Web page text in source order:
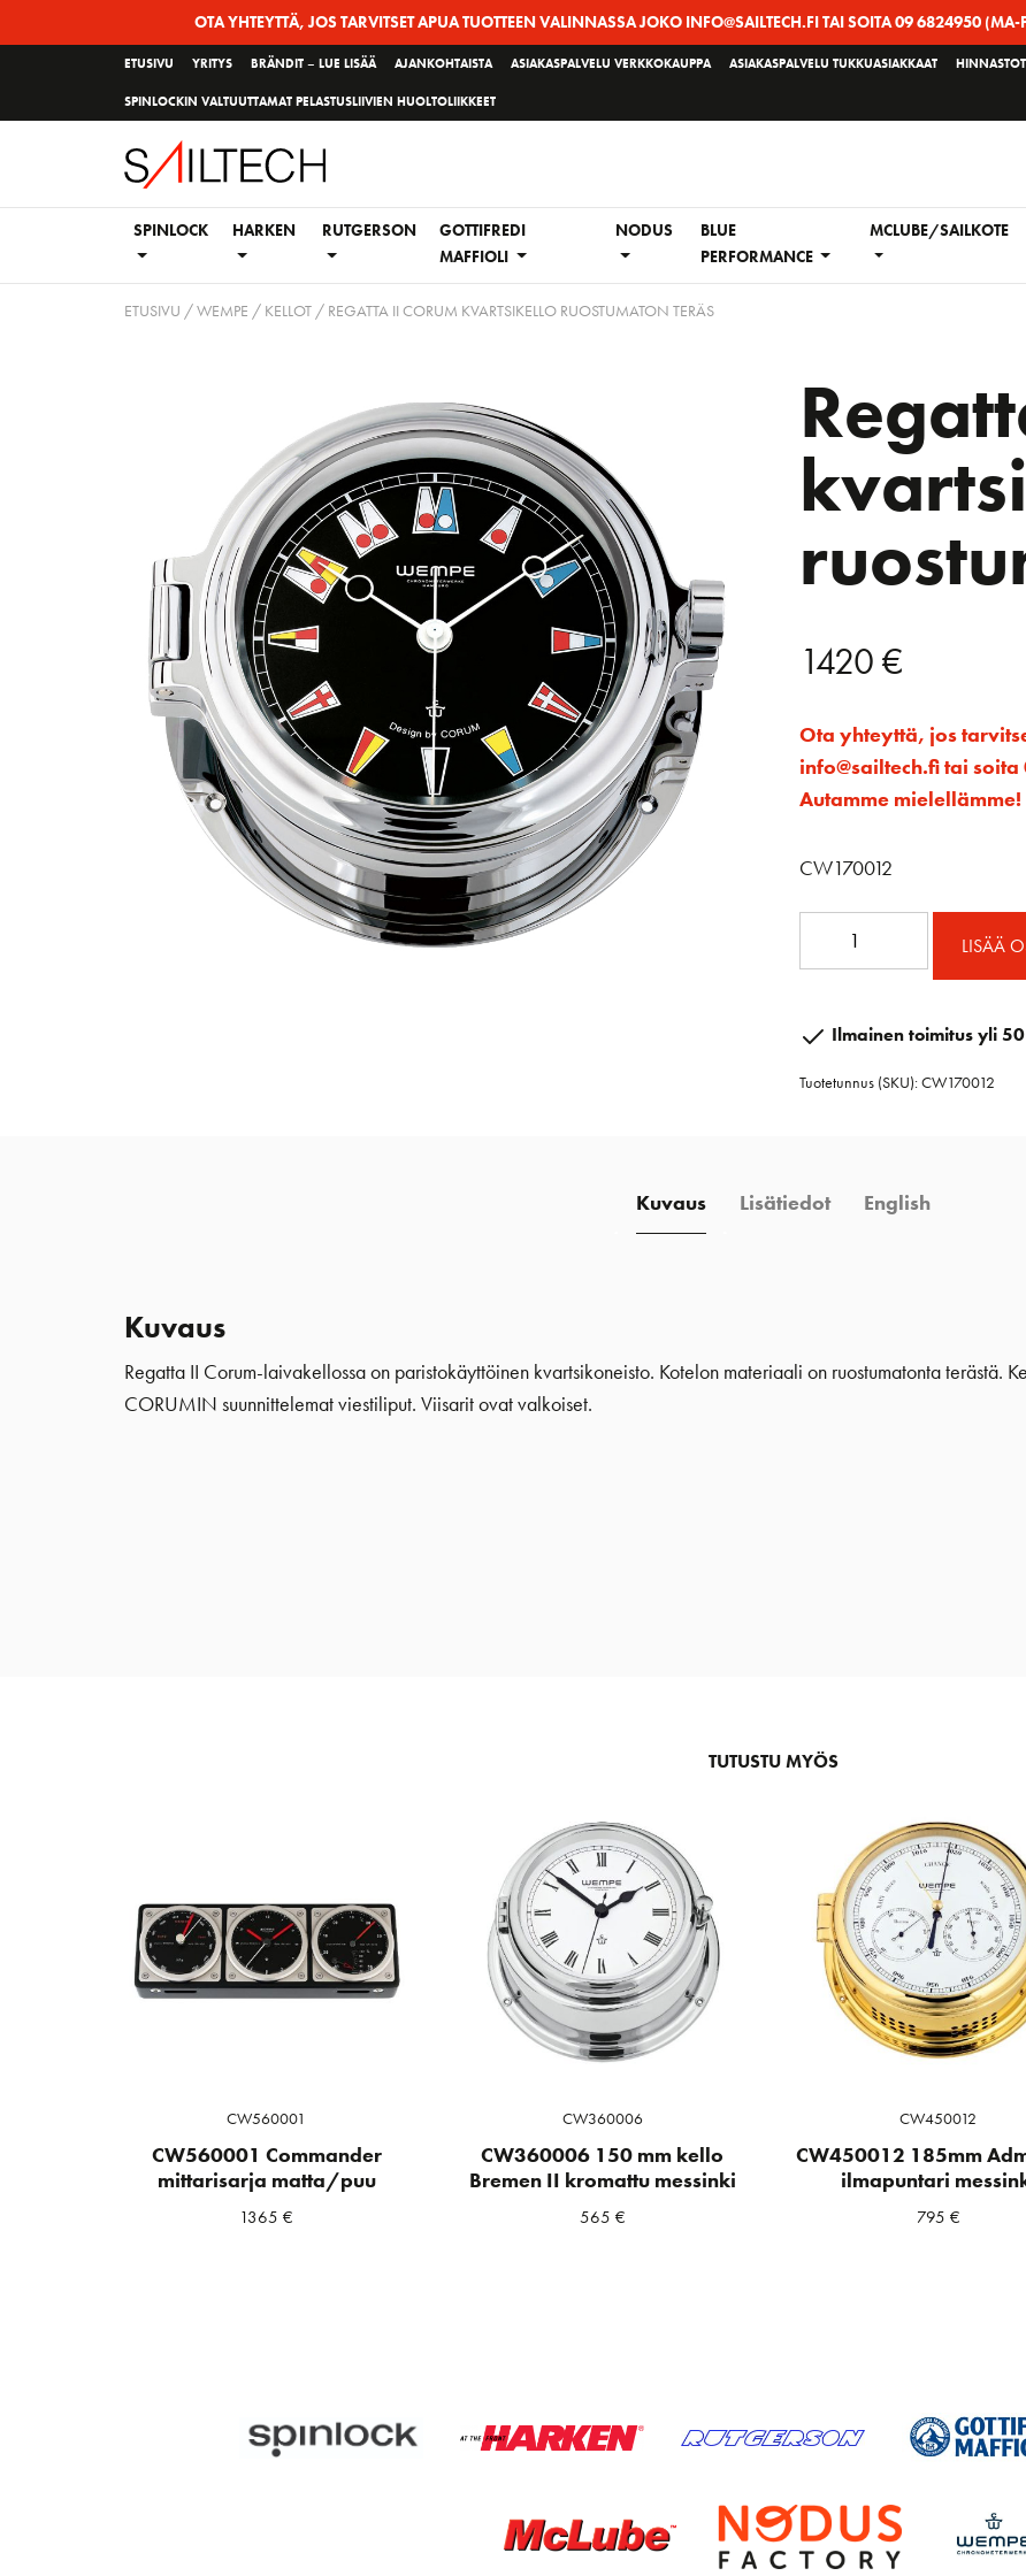
OTA YHTEYTTÄ, JOS TARVITSET APUA TUOTTEEN VALINNASSA JOKO INFO@SAILTECH.FI TAI SOITA 09 6824950
ETUSIVU YRITYS BRÄNDIT – LUE LISÄÄ AJANKOHTAISTA ASIAKASPALVELU VERKKOKAUPPA ASIAKASPALVELU TUKKUASIAKKAAT HINNASTOT
SPINLOCKIN VALTUUTTAMAT PELASTUSLIIVIEN HUOLTOLIIKKEET
SPINLOCK HARKEN RUTGERSON
GOTTIFREDI
MAFFIOLI
NODUS
BLUE
PERFORMANCE
MCLUBE/SAILKOTE
ETUSIVU /WEMPE / KELLOT/ REGATTA II CORUM KVARTSIKELLO RUOSTUMATON TERÄS
1420€
Ota yhteyttä, jos
info@sailtech.fi tai
Autamme mielellämme!
CW170012
kvartsikello
teräs
LISÄÄ
Ilmainen toimitus yli
Tuotetunnus (SKU):CW170012
Kuvaus Lisätiedot English
Kuvaus
Regatta II Corum-laivakellossa on paristokäyttöinen kvartsikoneisto. Kotelon materiaali on ruostumatonta terästä.
CORUMIN suunnittelemat viestiliput. Viisarit ovat valkoiset.
TUTUSTU MYÖS
CW560001
CW560001 Commander
mittarisarja matta/puu
1365€
CW360006
CW360006 150 mm kello
Bremen II kromattu messinki
565 €
CW450012
CW450012 185mm
ilmapuntari
795 €